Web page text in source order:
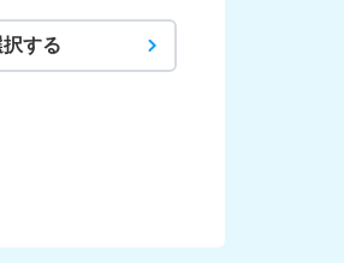
する